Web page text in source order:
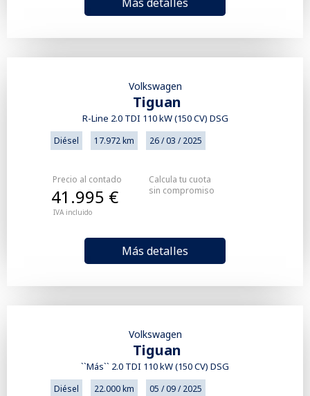
Volkswagen
Tiguan
R-Line 2.0 TDI 110 kW (150 CV) DSG
Diésel 17.972 km 26 / 03 / 2025
Precio al contado
IVA incluido
41.995 €
Más detalles
Calcula tu cuota
sin compromiso
Volkswagen
Tiguan
``Más`` 2.0 TDI 110 kW (150 CV) DSG
Diésel 22.000 km 05 / 09 / 2025